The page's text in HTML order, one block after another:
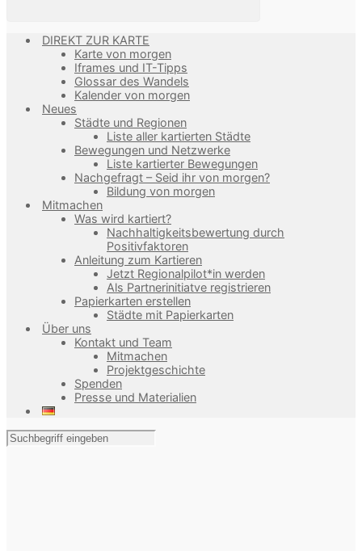
DIREKT ZUR KARTE
Karte von morgen
Iframes und IT-Tipps
Glossar des Wandels
Kalender von morgen
Neues
Städte und Regionen
Liste aller kartierten Städte
Bewegungen und Netzwerke
Liste kartierter Bewegungen
Nachgefragt – Seid ihr von morgen?
Bildung von morgen
Mitmachen
Was wird kartiert?
Nachhaltigkeitsbewertung durch
Positivfaktoren
Anleitung zum Kartieren
Jetzt Regionalpilot*in werden
Als Partnerinitiatve registrieren
Papierkarten erstellen
Städte mit Papierkarten
Über uns
Kontakt und Team
Mitmachen
Projektgeschichte
Spenden
Presse und Materialien